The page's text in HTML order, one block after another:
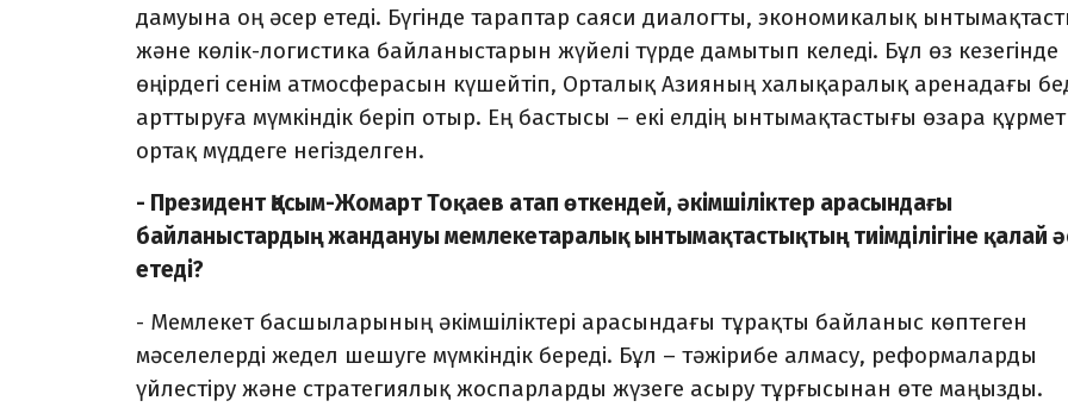
дамуына оң әсер етеді. Бүгінде тараптар саяси диалогты, экономикалық
және көлік-логистика байланыстарын жүйелі түрде дамытып келеді. Бұл өз кезегінде
өңірдегі сенім атмосферасын күшейтіп, Орталық Азияның халықаралық аренадағы
арттыруға мүмкіндік беріп отыр. Ең бастысы – екі елдің ынтымақтастығы өзара
ортақ мүддеге негізделген.
- Президент Қасым-Жомарт Тоқаев атап өткендей, әкімшіліктер арасындағы
байланыстардың жандануы мемлекетаралық ынтымақтастықтың тиімділігіне қалай
етеді?
- Мемлекет басшыларының әкімшіліктері арасындағы тұрақты байланыс көптеген
мәселелерді жедел шешуге мүмкіндік береді. Бұл – тәжірибе алмасу, реформаларды
үйлестіру және стратегиялық жоспарларды жүзеге асыру тұрғысынан өте маңызды.